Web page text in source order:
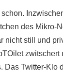
des Mikro-
nicht still und
zwitschert
Das Twitter-Klo